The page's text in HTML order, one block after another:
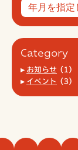
Category
お知らせ (1)
イベント
(3)